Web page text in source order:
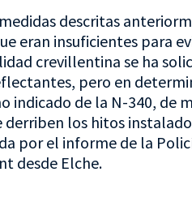
descritas
eran insuficientes para
crevillentina se ha
pero en
indicado de la N-340, de
derriben los hitos
por el informe de la
desde Elche.